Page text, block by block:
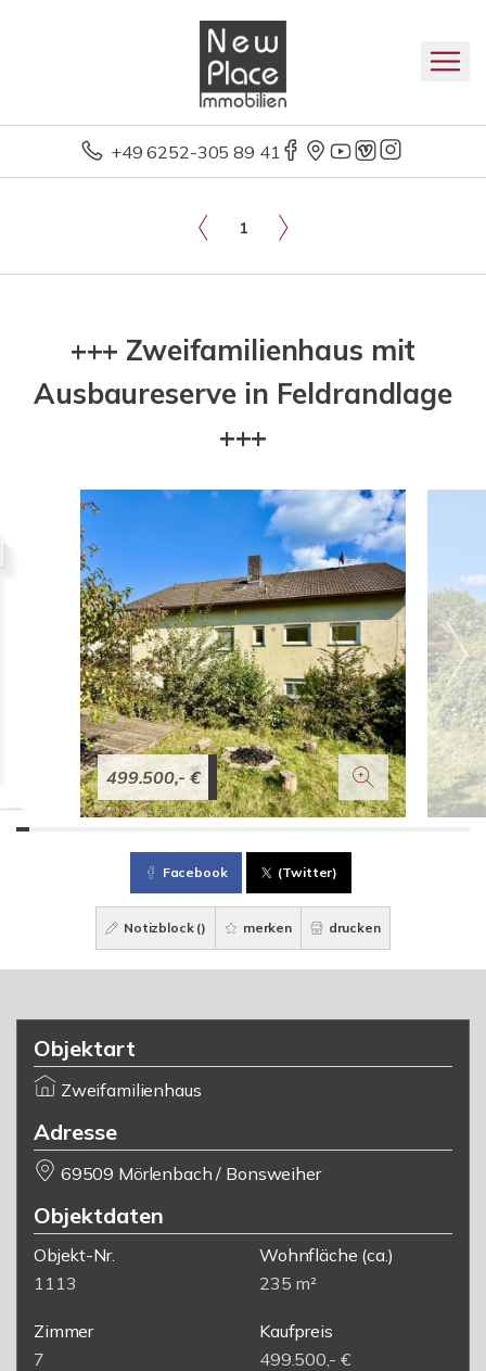
+49 6252-305 89 41
1
+++ Zweifamilienhaus mit
Ausbaureserve in Feldrandlage
+++
499.500,- €
Facebook (Twitter)
Notizblock () merken drucken
Objektart
Zweifamilienhaus
Adresse
69509 Mörlenbach / Bonsweiher
Objektdaten
Objekt-Nr.
1113
Wohnfläche (ca.)
235 m²
Zimmer
7
Kaufpreis
499.500,- €